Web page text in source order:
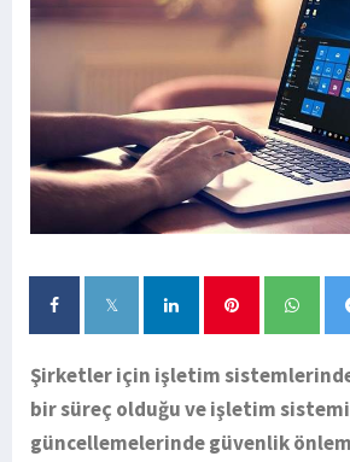
Şirketler için işletim
bir süreç olduğu ve işletim sistemi
güncellemelerinde güvenlik